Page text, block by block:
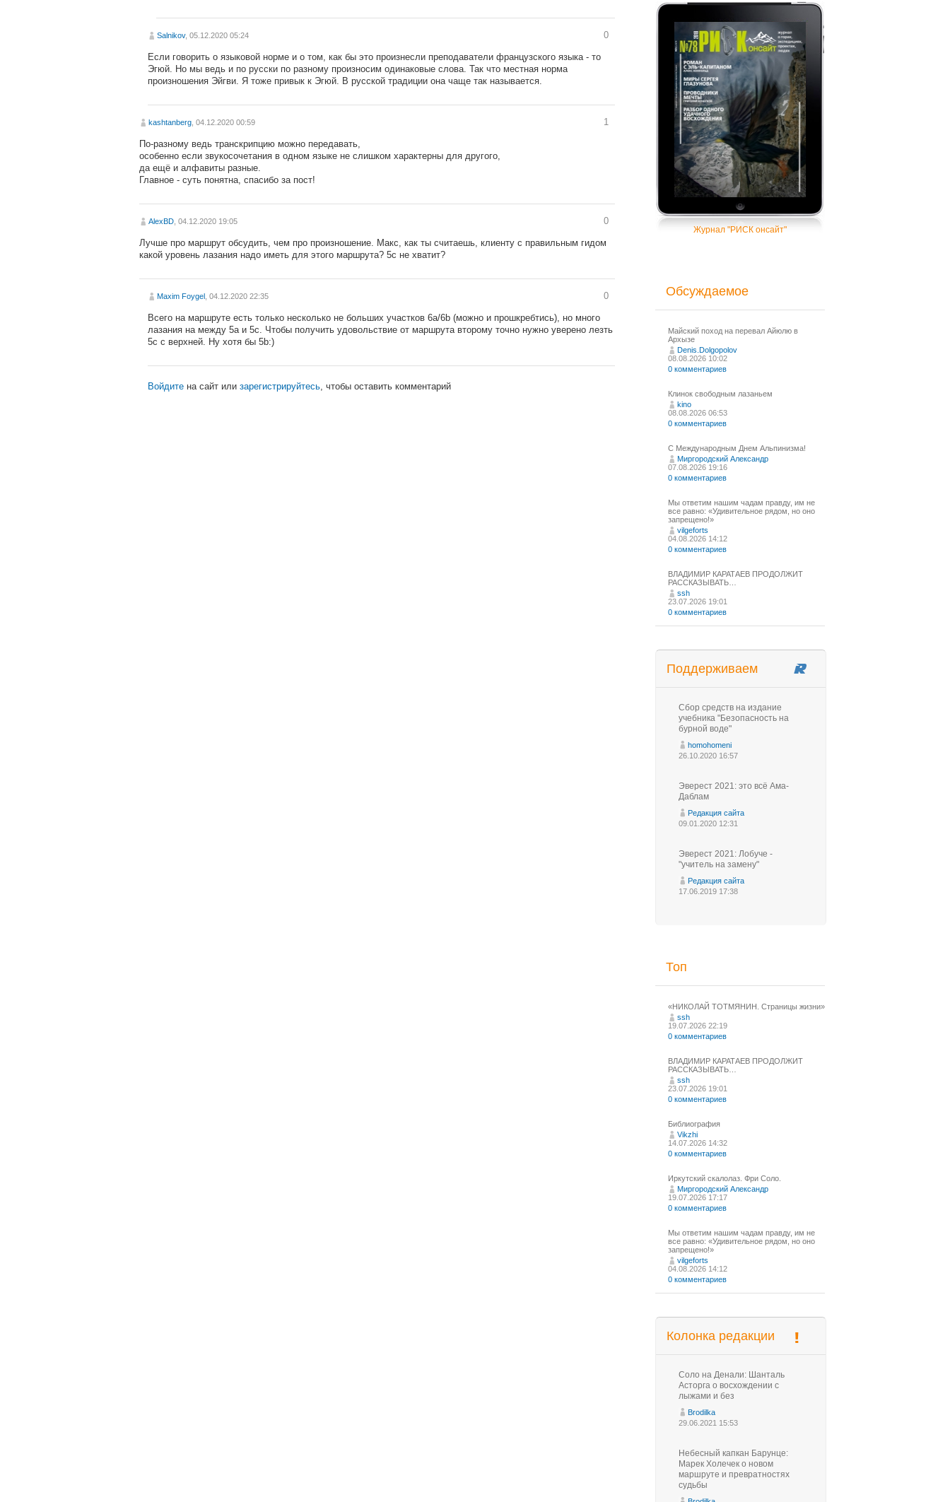
Salnikov, 05.12.2020 05:24 0
Если говорить о языковой норме и о том, как бы это произнесли преподаватели французского языка - то
Эгюй. Но мы ведь и по русски по разному произносим одинаковые слова. Так что местная норма
произношения Эйгви. Я тоже привык к Эгюй. В русской традиции она чаще так называется.
kashtanberg , 04.12.2020 00:59 1
По-разному ведь транскрипцию можно передавать,
особенно если звукосочетания в одном языке не слишком характерны для другого,
да ещё и алфавиты разные.
Главное - суть понятна, спасибо за пост!
AlexBD , 04.12.2020 19:05 0
Лучше про маршрут обсудить, чем про произношение. Макс, как ты считаешь, клиенту с правильным гидом
какой уровень лазания надо иметь для этого маршрута? 5с не хватит?
Maxim Foygel , 04.12.2020 22:35 0
Всего на маршруте есть только несколько не больших участков 6а/6b (можно и прошкребтись), но много
лазания на между 5a и 5c. Чтобы получить удовольствие от маршрута второму точно нужно уверено лезть
5с с верхней. Ну хотя бы 5b:)
Войдите на сайт или зарегистрируйтесь , чтобы оставить комментарий
Журнал "РИСК онсайт"
Обсуждаемое
Майский поход на перевал Айюлю в
Архызе
Denis.Dolgopolov
08.08.2026 10:02
0 комментариев
Клинок свободным лазаньем
kino
08.08.2026 06:53
0 комментариев
С Международным Днем Альпинизма!⁠
Миргородский Александр
07.08.2026 19:16
0 комментариев
Мы ответим нашим чадам правду, им не
все равно: «Удивительное рядом, но оно
запрещено!»
vilgeforts
04.08.2026 14:12
0 комментариев
ВЛАДИМИР КАРАТАЕВ ПРОДОЛЖИТ
РАССКАЗЫВАТЬ…
ssh
23.07.2026 19:01
0 комментариев
Поддерживаем
Сбор средств на издание
учебника "Безопасность на
бурной воде"
homohomeni
26.10.2020 16:57
Эверест 2021: это всё Ама-
Даблам
Редакция сайта
09.01.2020 12:31
Эверест 2021: Лобуче -
"учитель на замену"
Редакция сайта
17.06.2019 17:38
Топ
«НИКОЛАЙ ТОТМЯНИН. Страницы жизни»
ssh
19.07.2026 22:19
0 комментариев
ВЛАДИМИР КАРАТАЕВ ПРОДОЛЖИТ
РАССКАЗЫВАТЬ…
ssh
23.07.2026 19:01
0 комментариев
Библиография
Vikzhi
14.07.2026 14:32
0 комментариев
Иркутский скалолаз. Фри Соло.
Миргородский Александр
19.07.2026 17:17
0 комментариев
Мы ответим нашим чадам правду, им не
все равно: «Удивительное рядом, но оно
запрещено!»
vilgeforts
04.08.2026 14:12
0 комментариев
Колонка редакции
Соло на Денали: Шанталь
Асторга о восхождении с
лыжами и без
Brodilka
29.06.2021 15:53
Небесный капкан Барунце:
Марек Холечек о новом
маршруте и превратностях
судьбы